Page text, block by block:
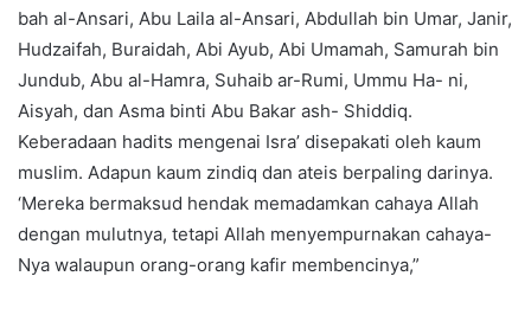
bah al-Ansari, Abu Laila al-Ansari, Abdullah bin Umar, Janir,
Hudzaifah, Buraidah, Abi Ayub, Abi Umamah, Samurah bin
Jundub, Abu al-Hamra, Suhaib ar-Rumi, Ummu Ha- ni,
Aisyah, dan Asma binti Abu Bakar ash- Shiddiq.
Keberadaan hadits mengenai Isra’ disepakati oleh kaum
muslim. Adapun kaum zindiq dan ateis berpaling darinya.
‘Mereka bermaksud hendak memadamkan cahaya Allah
dengan mulutnya, tetapi Allah menyempurnakan cahaya-
Nya walaupun orang-orang kafir membencinya,”